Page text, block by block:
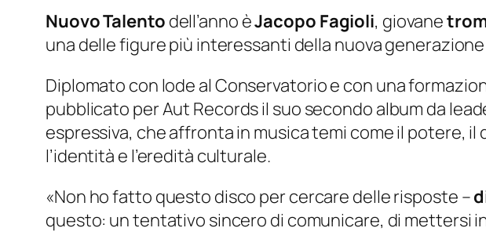
Nuovo Talento dell’anno èJacopo Fagioli, giovane
una delle figure più interessanti della nuova
Diplomato con lode al Conservatorio e con una
pubblicato per Aut Records il suo secondo album da
espressiva, che affronta in musica temi come il potere,
l’identità e l’eredità culturale.
«Non ho fatto questo disco per cercare delle risposte –
questo: un tentativo sincero di comunicare, di mettersi